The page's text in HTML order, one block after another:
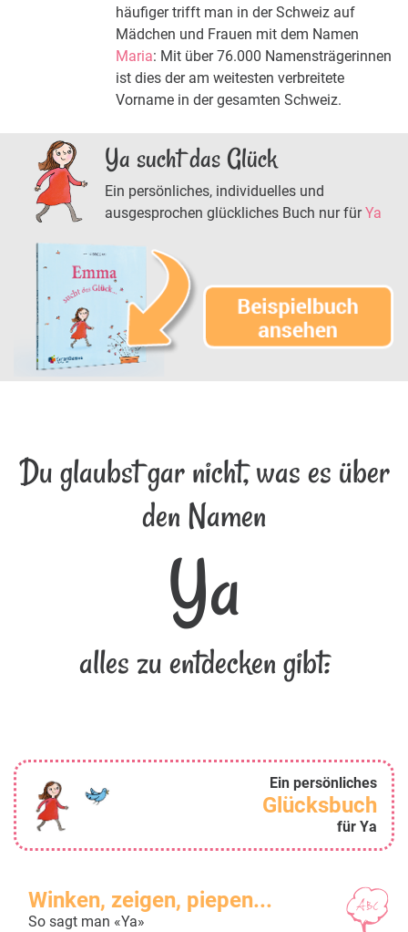
häufiger trifft man in der Schweiz auf
Mädchen und Frauen mit dem Namen
Maria: Mit über 76.000 Namensträgerinnen
ist dies der am weitesten verbreitete
Vorname in der gesamten Schweiz.
Ya sucht das Glück
Ein persönliches, individuelles und
ausgesprochen glückliches Buch nur fürYa
Du glaubst gar nicht, was es über
den Namen
Ya
alles zu entdecken gibt:
Ein persönliches
Glücksbuch
für Ya
Winken, zeigen, piepen...
So sagt man «Ya»